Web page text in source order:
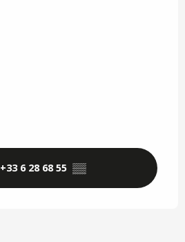
+33 6 28 68 55 ▒▒